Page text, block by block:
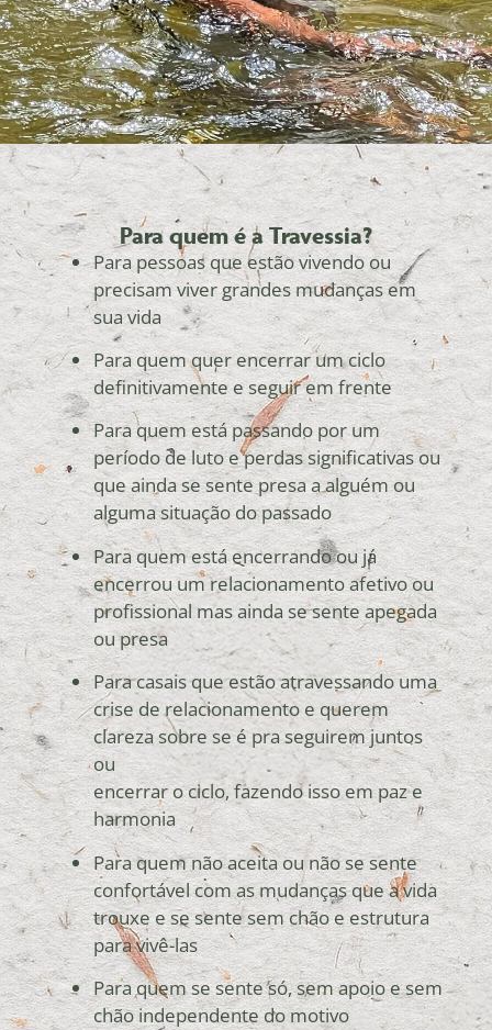
Para quem é a Travessia?
Para pessoas que estão vivendo ou
precisam viver grandes mudanças em
sua vida
Para quem quer encerrar um ciclo
definitivamente e seguir em frente
Para quem está passando por um
período de luto e perdas significativas ou
que ainda se sente presa a alguém ou
alguma situação do passado
Para quem está encerrando ou já
encerrou um relacionamento afetivo ou
profissional mas ainda se sente apegada
ou presa
Para casais que estão atravessando uma
crise de relacionamento e querem
clareza sobre se é pra seguirem juntos
ou
encerrar o ciclo, fazendo isso em paz e
harmonia
Para quem não aceita ou não se sente
confortável com as mudanças que a vida
trouxe e se sente sem chão e estrutura
para vivê-las
Para quem se sente só, sem apoio e sem
chão independente do motivo